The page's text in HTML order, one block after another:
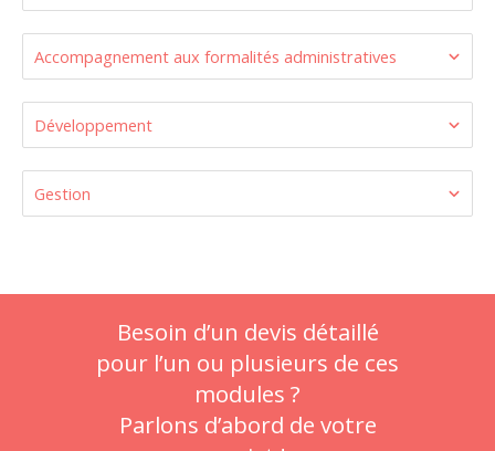
Accompagnement aux formalités administratives
Développement
Gestion
Besoin d’un devis détaillé
pour l’un ou plusieurs de ces
modules ?
Parlons d’abord de votre